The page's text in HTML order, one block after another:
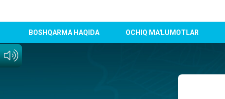
BOSHQARMA HAQIDA OCHIQ MA'LUMOTLAR